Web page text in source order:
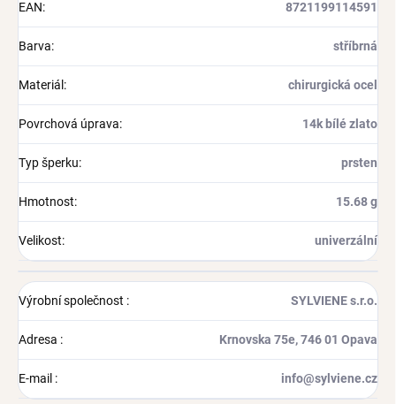
EAN: 8721199114591
Barva: stříbrná
Materiál : chirurgická ocel
Povrchová úprava: 14k bílé zlato
Typ šperku: prsten
Hmotnost: 15.68 g
Velikost: univerzální
Výrobní společnost : SYLVIENE s.r.o.
Adresa : Krnovska 75e, 746 01 Opava
E-mail : info@sylviene.cz